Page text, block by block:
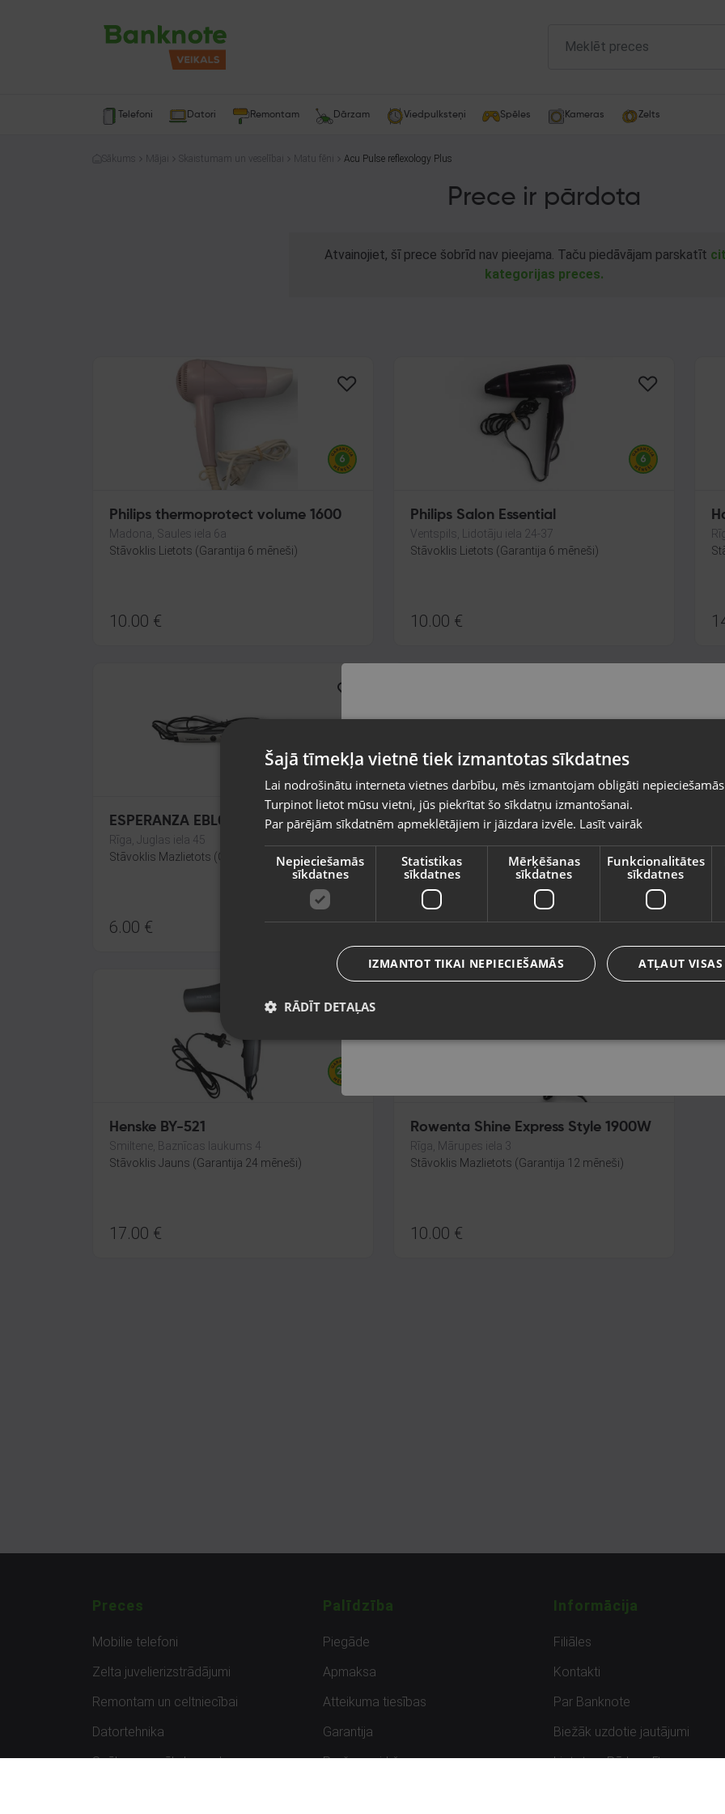
Telefoni Datori Remontam Dārzam Viedpulksteņi Spēles Kameras Zelts
Sākums Mājai Skaistumam un veselībai Matu fēni Acu Pulse reflexology Plus
Prece ir pārdota
Atvainojiet, šī prece šobrīd nav pieejama. Taču piedāvājam parskatīt
kategorijas preces.
Philips thermoprotect volume 1600
Madona, Saules iela 6a
Stāvoklis Lietots (Garantija 6 mēneši)
10.00 €
Philips Salon Essential
Ventspils, Lidotāju iela 24-37
Stāvoklis Lietots (Garantija 6 mēneši)
10.00 €
ESPERANZA EBL009K
Rīga, Juglas iela 45
Stāvoklis Mazlietots (Garantija 12 mēneši)
6.00 €
Adler AD2222
Stāvoklis Jauns (Garantija 24 mēneši)
6.00€
Henske BY-521
Smiltene, Baznīcas laukums 4
Stāvoklis Jauns (Garantija 24 mēneši)
17.00 €
Rowenta Shine Express Style 1900W
Rīga, Mārupes iela 3
Stāvoklis Mazlietots (Garantija 12 mēneši)
10.00 €
Preces
Mobilie telefoni
Zelta juvelierizstrādājumi
Remontam un celtniecībai
Datortehnika
Spēles un spēļu konsoles
Palīdzība
Piegāde
Apmaksa
Atteikuma tiesības
Garantija
Preču uzpirkšana
Informācija
Filiāles
Kontakti
Par Banknote
Biežāk uzdotie jautājumi
Lietots – Pārbaudīts
valsti
Vietnes saturs būs attēlots izvēlētajā valodā
Valsts
Valoda
Latviešu / Latvian
Šajā tīmekļa vietnē tiek izmantotas sīkdatnes
Lai nodrošinātu interneta vietnes darbību, mēs izmantojam obligāti
Turpinot lietot mūsu vietni, jūs piekrītat šo sīkdatņu izmantošanai.
Par pārējām sīkdatnēm apmeklētājiem ir jāizdara izvēle. Lasīt vairāk
Nepieciešamās
sīkdatnes
Statistikas
sīkdatnes
Mērķēšanas
sīkdatnes
Funkcionalitātes
sīkdatnes
ATĻAUT
IZMANTOT TIKAI NEPIECIEŠAMĀS
RĀDĪT DETAĻAS